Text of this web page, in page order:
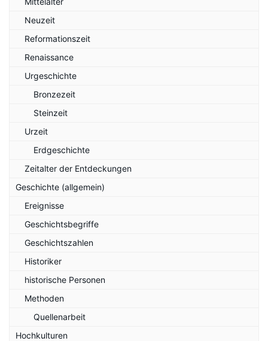
Neuzeit
Reformationszeit
Renaissance
Urgeschichte
Bronzezeit
Steinzeit
Urzeit
Erdgeschichte
Zeitalter der Entdeckungen
Geschichte (allgemein)
Ereignisse
Geschichtsbegriffe
Geschichtszahlen
Historiker
historische Personen
Methoden
Quellenarbeit
Hochkulturen